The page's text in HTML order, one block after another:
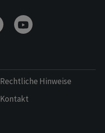
Rechtliche Hinweise
Kontakt